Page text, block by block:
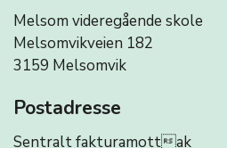
Melsom videregående skole
Melsomvikveien 182
3159 Melsomvik
Postadresse
Sentralt fakturamottak